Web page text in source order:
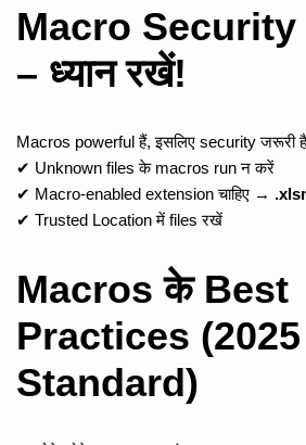
Macro
– ध्यान रखें!
Macros powerful हैं, इसलिए security जरूरी
✔ Unknown files के macros run न करें
✔ Macro-enabled extension चाहिए →
✔ Trusted Location में files रखें
Macros के Best
Practices (2025
Standard)